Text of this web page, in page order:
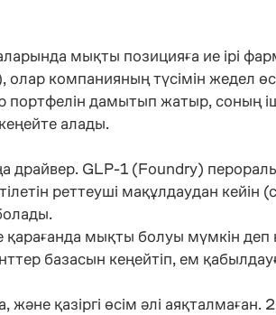
мықты позицияға ие ірі
компанияның түсімін жедел
портфелін дамытып жатыр, соның
алады.
драйвер. GLP-1 (Foundry)
реттеуші мақұлдаудан кейін
мықты болуы мүмкін деп
базасын кеңейтіп, ем
қазіргі өсім әлі